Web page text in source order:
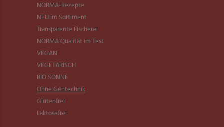
NORMA-Rezepte
NEU im Sortiment
Transparente Fischerei
NORMA Qualität im Test
VEGAN
VEGETARISCH
BIO SONNE
Ohne Gentechnik
Glutenfrei
Laktosefrei